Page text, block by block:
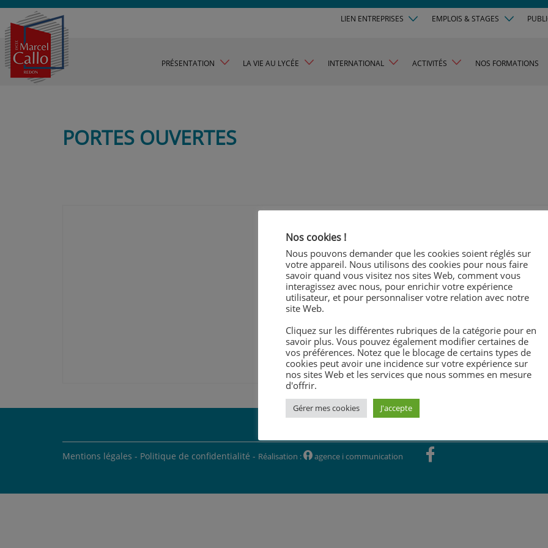
LIEN ENTREPRISES EMPLOIS & STAGES
PRÉSENTATION LA VIE AU LYCÉE INTERNATIONAL ACTIVITÉS NOS FORMATIONS
PORTES OUVERTES
Salon Synergie
Le lycée Marcel Callo a participé au salon de l’emploi
Nazaire mercredi 5 février.
Mentions légales - Politique de confidentialité - Réalisation : W agence i communication '
Nos cookies !
Nous pouvons demander que les cookies soient réglés sur
votre appareil. Nous utilisons des cookies pour nous faire
savoir quand vous visitez nos sites Web, comment vous
interagissez avec nous, pour enrichir votre expérience
utilisateur, et pour personnaliser votre relation avec notre
site Web.
Cliquez sur les différentes rubriques de la catégorie pour en
savoir plus. Vous pouvez également modifier certaines de
vos préférences. Notez que le blocage de certains types de
cookies peut avoir une incidence sur votre expérience sur
nos sites Web et les services que nous sommes en mesure
d'offrir.
Gérer mes cookies J'accepte